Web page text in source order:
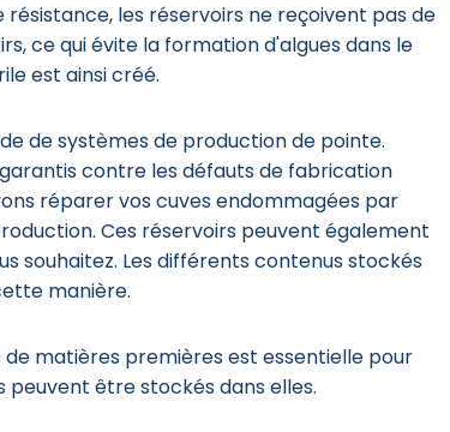
les réservoirs ne reçoivent pas de
ce qui évite la formation d'algues dans le
est ainsi créé.
de systèmes de production de pointe.
contre les défauts de fabrication
réparer vos cuves endommagées par
Ces réservoirs peuvent également
souhaitez. Les différents contenus stockés
manière.
matières premières est essentielle pour
être stockés dans elles.